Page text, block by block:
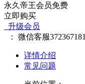
永久帝王会员免费
立即购买
升级会员
： 微信客服372367181
详情介绍
常见问题